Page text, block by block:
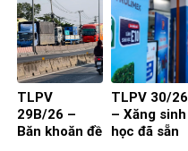
TLPV
29B/26 –
Băn khoăn đề
TLPV 30/26
– Xăng sinh
học đã sẵn